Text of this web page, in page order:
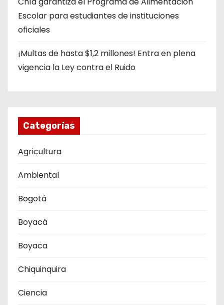
Escolar para estudiantes de instituciones
oficiales
¡Multas de hasta $1,2 millones! Entra en plena
vigencia la Ley contra el Ruido
Categorías
Agricultura
Ambiental
Bogotá
Boyacá
Boyaca
Chiquinquira
Ciencia